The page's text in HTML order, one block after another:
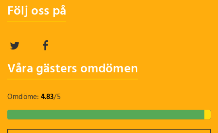
Följ oss på
Våra gästers omdömen
Omdöme: 4.83/5